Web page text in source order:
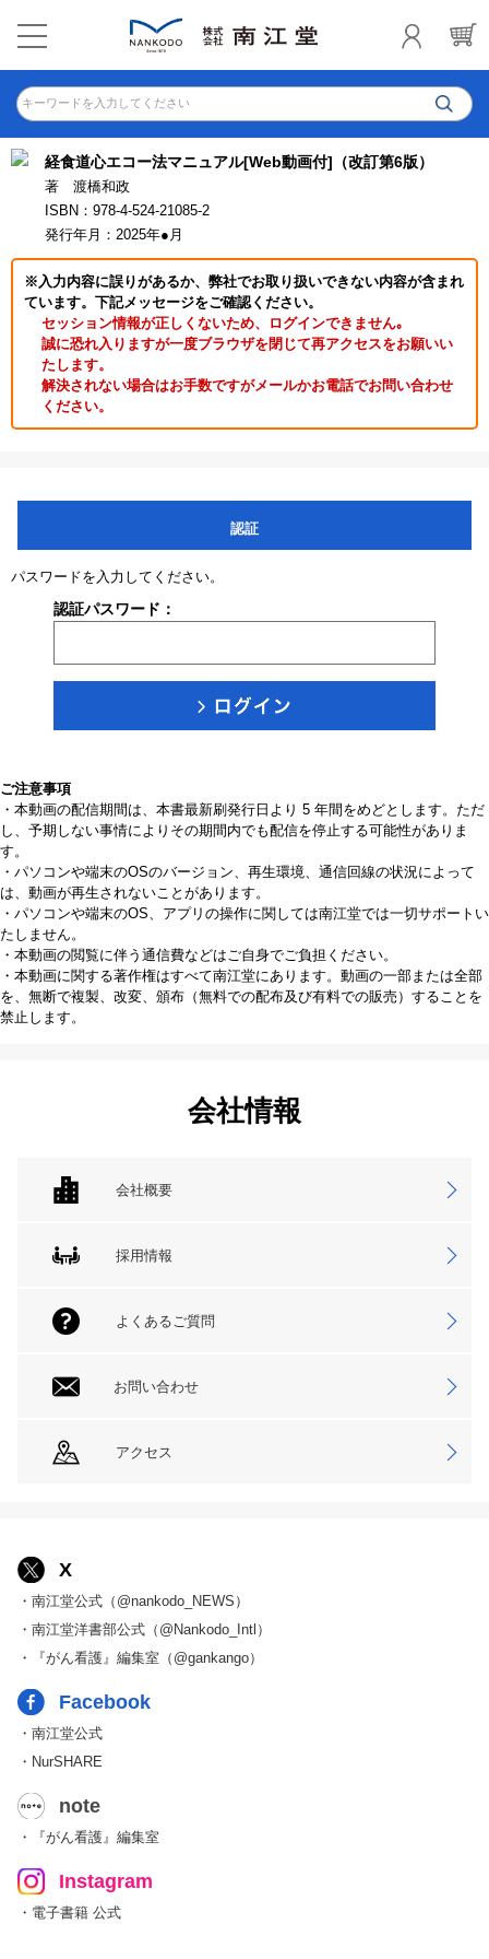
キーワードを入力してください
経食道心エコー法マニュアル[Web動画付]（改訂第6版）
著 渡橋和政
ISBN：978-4-524-21085-2
発行年月：2025年●月
※入力内容に誤りがあるか、弊社でお取り扱いできない内容が含まれ
ています。下記メッセージをご確認ください。
セッション情報が正しくないため、ログインできません｡
誠に恐れ入りますが一度ブラウザを閉じて再アクセスをお願いい
たします。
解決されない場合はお手数ですがメールかお電話でお問い合わせ
ください。
認証
パスワードを入力してください。
認証パスワード：
ご注意事項
・本動画の配信期間は、本書最新刷発行日より 5 年間をめどとします。ただ
し、予期しない事情によりその期間内でも配信を停止する可能性がありま
す。
・パソコンや端末のOSのバージョン、再生環境、通信回線の状況によって
は、動画が再生されないことがあります。
・パソコンや端末のOS、アプリの操作に関しては南江堂では一切サポートい
たしません。
・本動画の閲覧に伴う通信費などはご自身でご負担ください。
・本動画に関する著作権はすべて南江堂にあります。動画の一部または全部
を、無断で複製、改変、頒布（無料での配布及び有料での販売）することを
禁止します。
会社情報
会社概要
採用情報
よくあるご質問
お問い合わせ
アクセス
X
・南江堂公式（@nankodo_NEWS）
・南江堂洋書部公式（@Nankodo_Intl）
・『がん看護』編集室（@gankango）
Facebook
・南江堂公式
・NurSHARE
note
・『がん看護』編集室
Instagram
・電子書籍 公式